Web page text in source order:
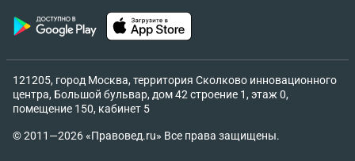
121205, город Москва, территория Сколково инновационного
центра, Большой бульвар, дом 42 строение 1, этаж 0,
помещение 150, кабинет 5
© 2011—2026 «Правовед.ru» Все права защищены.